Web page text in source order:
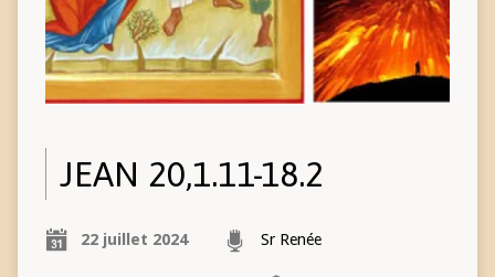
JEAN 20,1.11-18.2
22 juillet 2024 Sr Renée